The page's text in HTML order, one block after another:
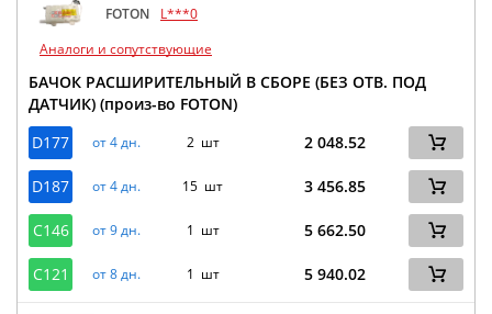
FOTON
L***0
Аналоги и сопутствующие
БАЧОК РАСШИРИТЕЛЬНЫЙ В СБОРЕ (БЕЗ ОТВ. ПОД
ДАТЧИК) (произ-во FOTON)
D177
от 4 дн. 2 шт 2 048.52
D187 от 4 дн. 15 шт 3 456.85
C146 от 9 дн. 1 шт 5 662.50
C121 от 8 дн. 1 шт 5 940.02